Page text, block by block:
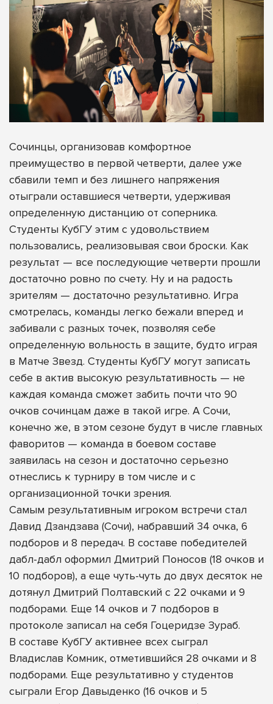
Сочинцы, организовав комфортное
преимущество в первой четверти, далее уже
сбавили темп и без лишнего напряжения
отыграли оставшиеся четверти, удерживая
определенную дистанцию от соперника.
Студенты КубГУ этим с удовольствием
пользовались, реализовывая свои броски. Как
результат — все последующие четверти прошли
достаточно ровно по счету. Ну и на радость
зрителям — достаточно результативно. Игра
смотрелась, команды легко бежали вперед и
забивали с разных точек, позволяя себе
определенную вольность в защите, будто играя
в Матче Звезд. Студенты КубГУ могут записать
себе в актив высокую результативность — не
каждая команда сможет забить почти что 90
очков сочинцам даже в такой игре. А Сочи,
конечно же, в этом сезоне будут в числе главных
фаворитов — команда в боевом составе
заявилась на сезон и достаточно серьезно
отнеслись к турниру в том числе и с
организационной точки зрения.
Самым результативным игроком встречи стал
Давид Дзандзава (Сочи), набравший 34 очка, 6
подборов и 8 передач. В составе победителей
дабл-дабл оформил Дмитрий Поносов (18 очков и
10 подборов), а еще чуть-чуть до двух десяток не
дотянул Дмитрий Полтавский с 22 очками и 9
подборами. Еще 14 очков и 7 подборов в
протоколе записал на себя Гоцеридзе Зураб.
В составе КубГУ активнее всех сыграл
Владислав Комник, отметившийся 28 очками и 8
подборами. Еще результативно у студентов
сыграли Егор Давыденко (16 очков и 5